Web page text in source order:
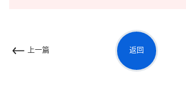
上一篇 返回